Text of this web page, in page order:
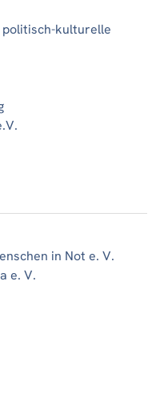
kulturelle
in Not e. V.
e. V.